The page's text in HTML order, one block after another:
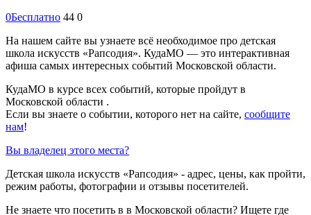
0Бесплатно 44 0
На нашем сайте вы узнаете всё необходимое про детская
школа искусств «Рапсодия». КудаМО — это интерактивная
афиша самых интересных событий Московской области.
КудаМО в курсе всех событий, которые пройдут в
Московской области .
Если вы знаете о событии, которого нет на сайте, сообщите
нам!
Вы владелец этого места?
Детская школа искусств «Рапсодия» - адрес, цены, как пройти,
режим работы, фотографии и отзывы посетителей.
Не знаете что посетить в в Московской области? Ищете где